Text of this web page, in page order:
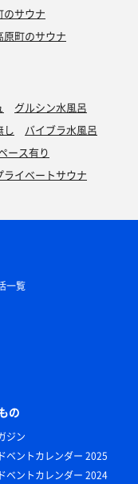
のサウナ
原町のサウナ
グルシン水風呂
し
バイブラ水風呂
ース有り
ライベートサウナ
一覧
の
ジン
ベントカレンダー 2025
ベントカレンダー 2024